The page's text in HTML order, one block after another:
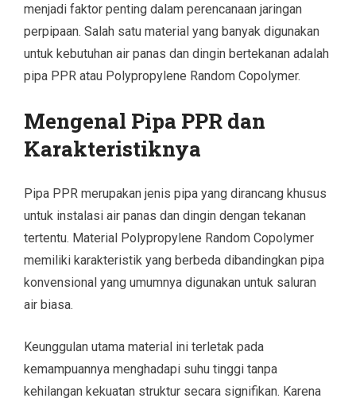
menjadi faktor penting dalam perencanaan jaringan
perpipaan. Salah satu material yang banyak digunakan
untuk kebutuhan air panas dan dingin bertekanan adalah
pipa PPR atau Polypropylene Random Copolymer.
Mengenal Pipa PPR dan
Karakteristiknya
Pipa PPR merupakan jenis pipa yang dirancang khusus
untuk instalasi air panas dan dingin dengan tekanan
tertentu. Material Polypropylene Random Copolymer
memiliki karakteristik yang berbeda dibandingkan pipa
konvensional yang umumnya digunakan untuk saluran
air biasa.
Keunggulan utama material ini terletak pada
kemampuannya menghadapi suhu tinggi tanpa
kehilangan kekuatan struktur secara signifikan. Karena